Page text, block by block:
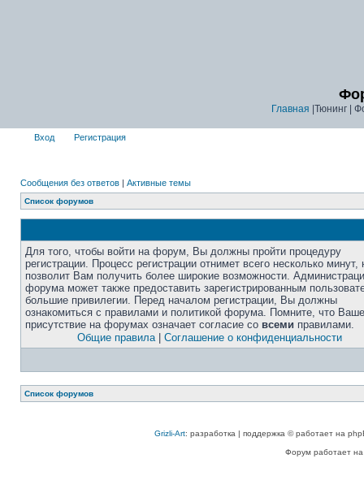
Главная |Тюнинг |
Вход Регистрация
Сообщения без ответов | Активные темы
Список форумов
Для того, чтобы войти на форум, Вы должны пройти процедуру
регистрации. Процесс регистрации отнимет всего несколько минут,
позволит Вам получить более широкие возможности.
форума может также предоставить зарегистрированным
большие привилегии. Перед началом регистрации, Вы должны
ознакомиться с правилами и политикой форума. Помните, что Ваше
присутствие на форумах означает согласие со всеми правилами.
Общие правила| Соглашение о конфиденциальности
Список форумов
Grizli-Art: разработка | поддержка © работает на
Форум работает